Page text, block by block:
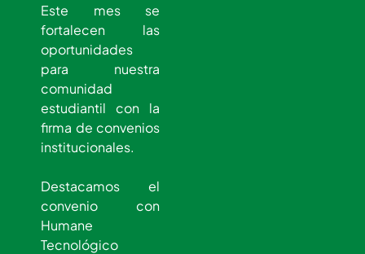
Este mes se
fortalecen las
oportunidades
para nuestra
comunidad
estudiantil con la
firma de convenios
institucionales.
Destacamos el
convenio con
Humane
Tecnológico